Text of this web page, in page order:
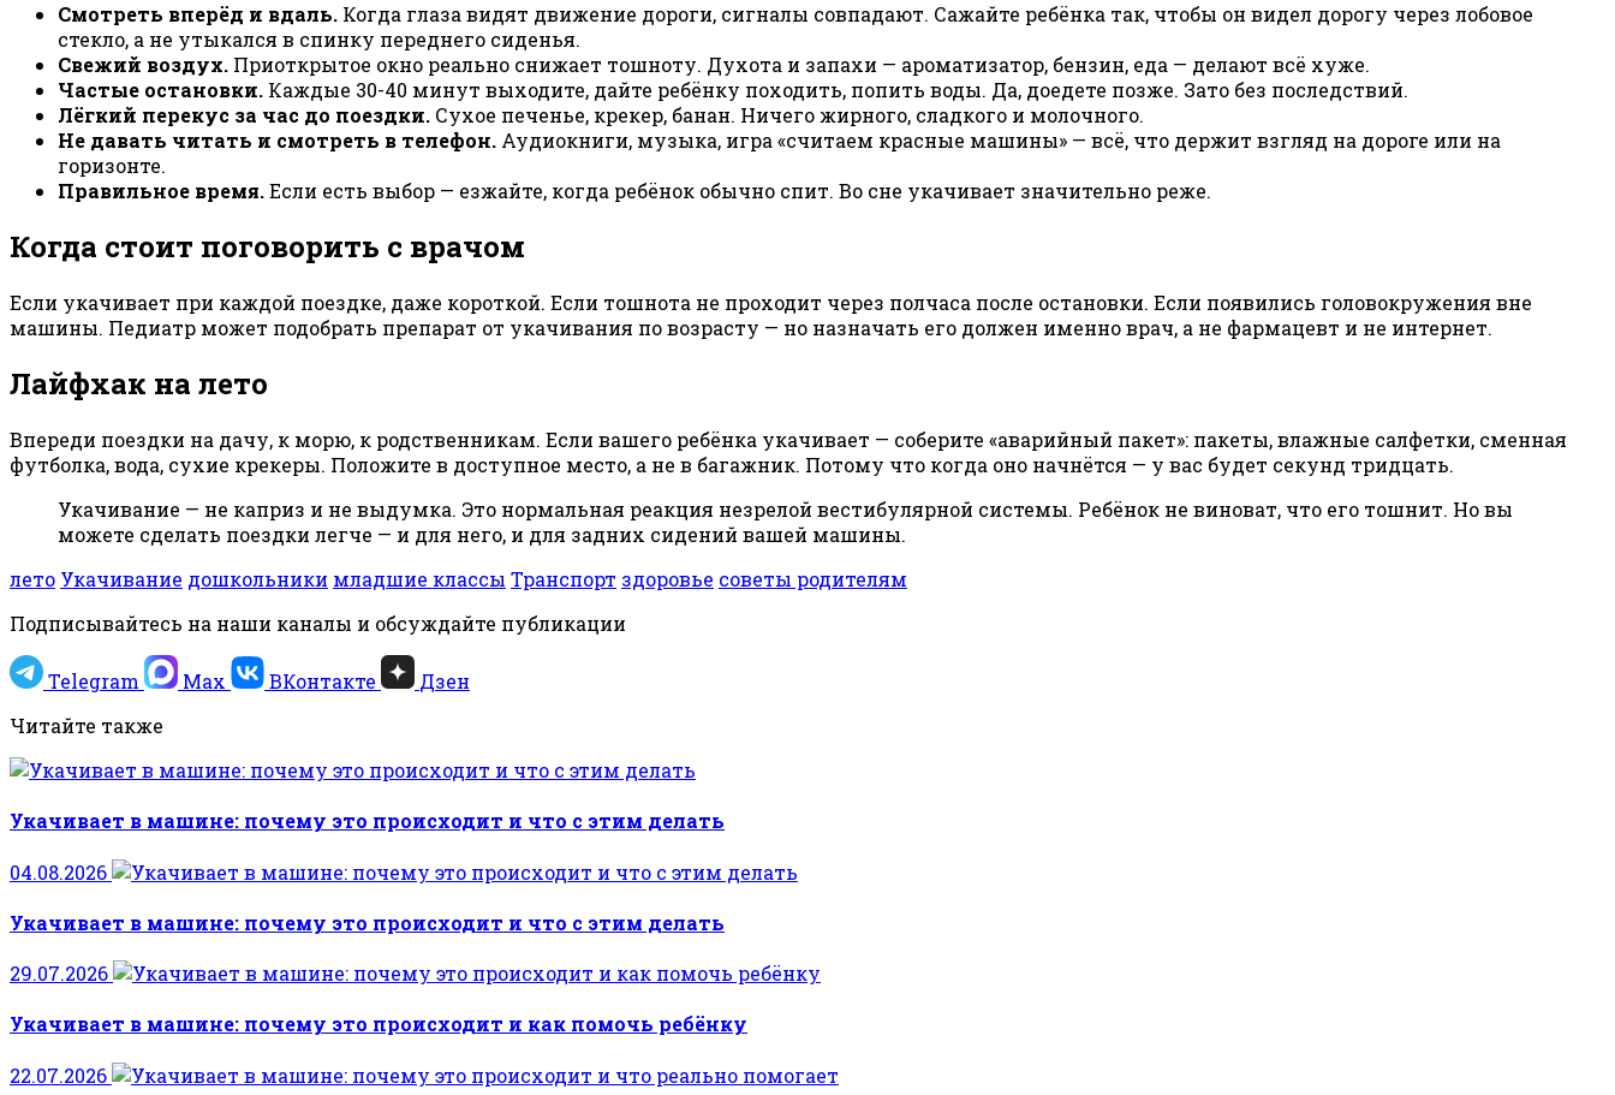
Смотреть вперёд и вдаль. Когда глаза видят движение дороги, сигналы совпадают. Сажайте ребёнка так, чтобы он видел дорогу через лобовое
стекло, а не утыкался в спинку переднего сиденья.
Свежий воздух. Приоткрытое окно реально снижает тошноту. Духота и запахи — ароматизатор, бензин, еда — делают всё хуже.
Частые остановки. Каждые 30-40 минут выходите, дайте ребёнку походить, попить воды. Да, доедете позже. Зато без последствий.
Лёгкий перекус за час до поездки. Сухое печенье, крекер, банан. Ничего жирного, сладкого и молочного.
Не давать читать и смотреть в телефон. Аудиокниги, музыка, игра «считаем красные машины» — всё, что держит взгляд на дороге или на
горизонте.
Правильное время.Если есть выбор — езжайте, когда ребёнок обычно спит. Во сне укачивает значительно реже.
Когда стоит поговорить с врачом
Если укачивает при каждой поездке, даже короткой. Если тошнота не проходит через полчаса после остановки. Если появились головокружения вне
машины. Педиатр может подобрать препарат от укачивания по возрасту — но назначать его должен именно врач, а не фармацевт и не интернет.
Лайфхак на лето
Впереди поездки на дачу, к морю, к родственникам. Если вашего ребёнка укачивает — соберите «аварийный пакет»: пакеты, влажные салфетки, сменная
футболка, вода, сухие крекеры. Положите в доступное место, а не в багажник. Потому что когда оно начнётся — у вас будет секунд тридцать.
Укачивание — не каприз и не выдумка. Это нормальная реакция незрелой вестибулярной системы. Ребёнок не виноват, что его тошнит. Но вы
можете сделать поездки легче — и для него, и для задних сидений вашей машины.
лето Укачивание дошкольники младшие классы Транспорт здоровье советы родителям
Подписывайтесь на наши каналы и обсуждайте публикации
Telegram Max ВКонтакте
Дзен
Читайте также
Укачивает в машине: почему это происходит и что с этим делать
04.08.2026
Укачивает в машине: почему это происходит и что с этим делать
29.07.2026
Укачивает в машине: почему это происходит и как помочь ребёнку
22.07.2026